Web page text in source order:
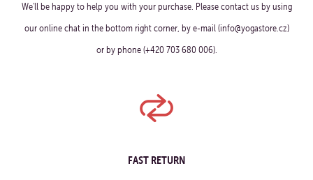
We'll be happy to help you with your purchase. Please contact us by using
our online chat in the bottom right corner, by e-mail (info@yogastore.cz)
or by phone (+420 703 680 006).
FAST RETURN